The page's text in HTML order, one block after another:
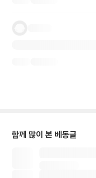
함께 많이 본 베동글